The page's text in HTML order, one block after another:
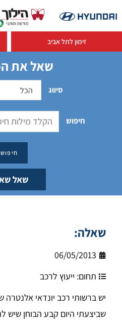
זימון לתל אביב
שאל את
סיווג
חיפוש
שאל
שאלה:
06/05/2013
תחום: ייעוץ לרכב
שביצעתי היום קבע הבוחן שיש